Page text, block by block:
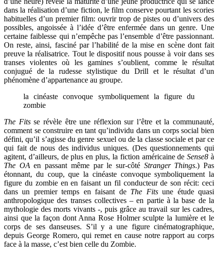
dans la réalisation d’une fiction, le film conserve pourtant les scories
habituelles d’un premier film: ouvrir trop de pistes ou d’univers des
possibles, angoissée à l’idée d’être enfermée dans un genre. Une
certaine faiblesse qui n’empêche pas l’ensemble d’être passionnant.
On reste, ainsi, fasciné par l’habilité de la mise en scène dont fait
preuve la réalisatrice. Tout le dispositif nous pousse à voir dans ses
transes violentes où les gamines s’oublient, comme le résultat
conjugué de la rudesse stylistique du Drill et le résultat d’un
phénomène d’appartenance au groupe.
la cinéaste convoque symboliquement la figure du
zombie
The Fitsse révèle être une réflexion sur l’être et la communauté,
comment se construire en tant qu’individu dans un corps social bien
défini, qu’il s’agisse du genre sexuel ou de la classe sociale et par ce
qui fait de nous des individus uniques. (Des questionnements qui
agitent, d’ailleurs, de plus en plus, la fiction américaine deSense8 à
The OA en passant même par le sur-côté Stranger Things.) Pas
étonnant, du coup, que la cinéaste convoque symboliquement la
figure du zombie en en faisant un fil conducteur de son récit: ceci
dans un premier temps en faisant de The Fitsune étude quasi
anthropologique des transes collectives – en partie à la base de la
mythologie des morts vivants -, puis grâce au travail sur les cadres,
ainsi que la façon dont Anna Rose Holmer sculpte la lumière et le
corps de ses danseuses. S’il y a une figure cinématographique,
depuis George Romero, qui remet en cause notre rapport au corps
face à la masse, c’est bien celle du Zombie.